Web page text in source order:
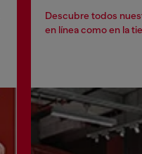
Descubre todos
en línea como en la